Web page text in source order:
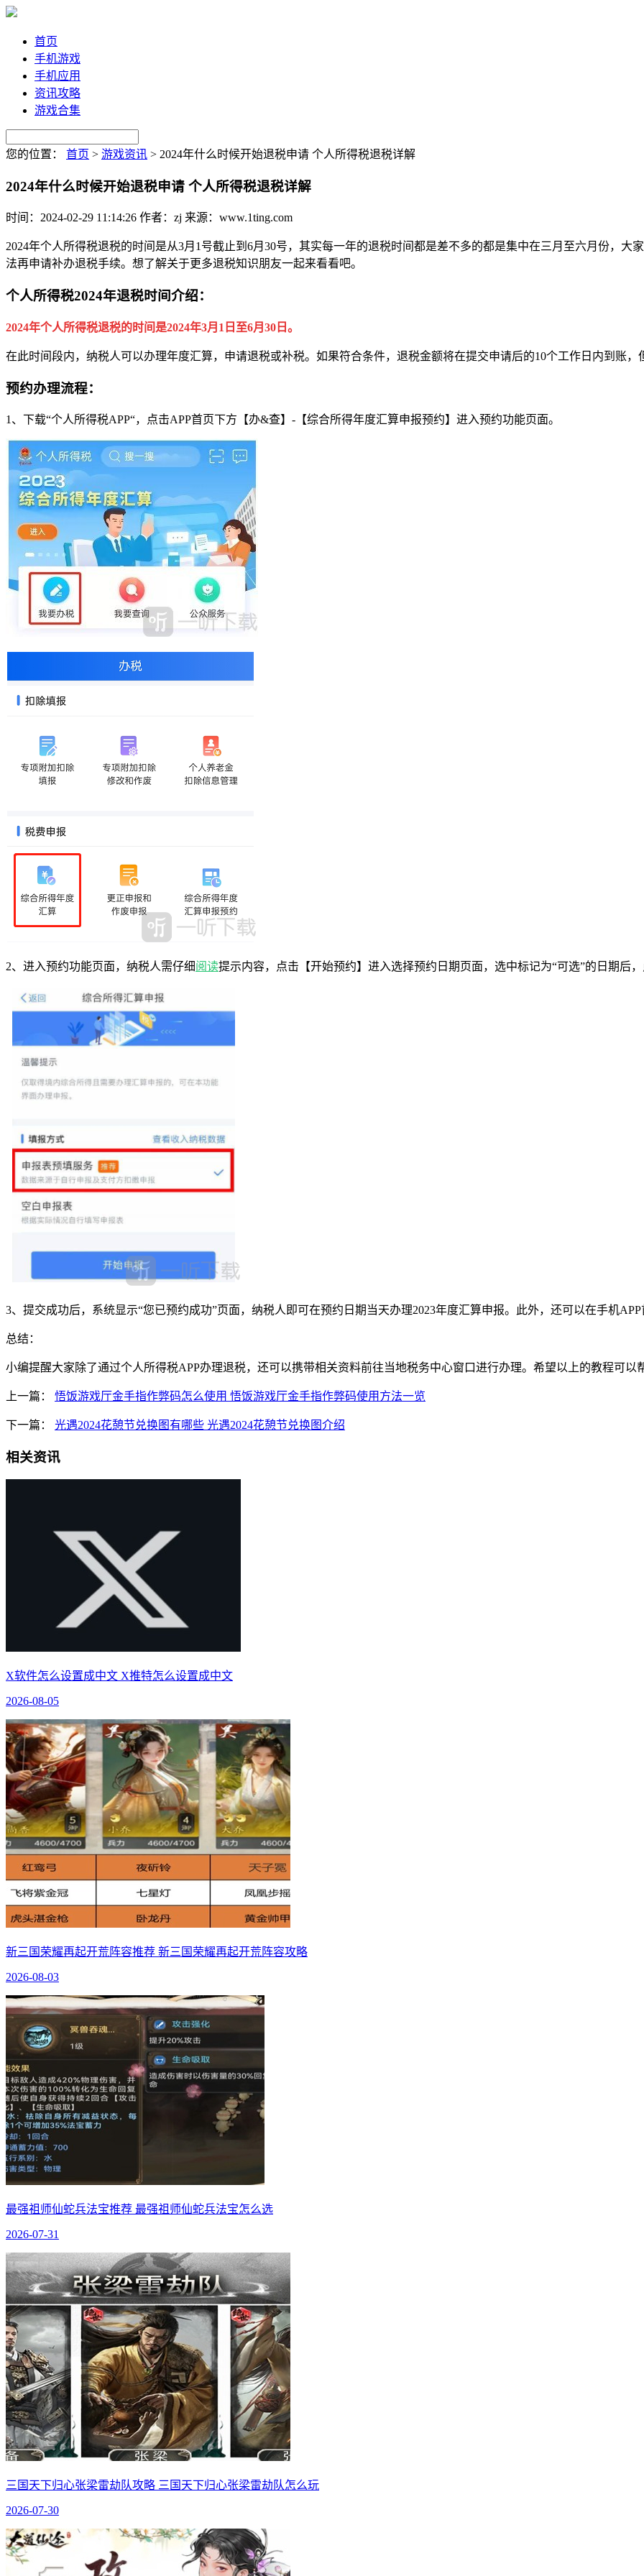
首页
手机游戏
手机应用
资讯攻略
游戏合集
您的位置： 首页 > 游戏资讯 > 2024年什么时候开始退税申请 个人所得税退税详解
2024年什么时候开始退税申请 个人所得税退税详解
时间：2024-02-29 11:14:26 作者：zj 来源：www.1ting.com
2024年个人所得税退税的时间是从3月1号截止到6月30号，其实每一年的退税时间都是差不多的都是集中在三月至六月份，
法再申请补办退税手续。想了解关于更多退税知识朋友一起来看看吧。
个人所得税2024年退税时间介绍：
2024年个人所得税退税的时间是2024年3月1日至6月30日。
在此时间段内，纳税人可以办理年度汇算，申请退税或补税。如果符合条件，退税金额将在提交申请后的10个工作日内到账，
预约办理流程：
1、下载“个人所得税APP“，点击APP首页下方【办&查】-【综合所得年度汇算申报预约】进入预约功能页面。
2、进入预约功能页面，纳税人需仔细阅读提示内容，点击【开始预约】进入选择预约日期页面，选中标记为“可选”的日期后
3、提交成功后，系统显示“您已预约成功”页面，纳税人即可在预约日期当天办理2023年度汇算申报。此外，还可以在手机
总结：
小编提醒大家除了通过个人所得税APP办理退税，还可以携带相关资料前往当地税务中心窗口进行办理。希望以上的教程可以
上一篇： 悟饭游戏厅金手指作弊码怎么使用 悟饭游戏厅金手指作弊码使用方法一览
下一篇： 光遇2024花憩节兑换图有哪些 光遇2024花憩节兑换图介绍
相关资讯
X软件怎么设置成中文 X推特怎么设置成中文
2026-08-05
新三国荣耀再起开荒阵容推荐 新三国荣耀再起开荒阵容攻略
2026-08-03
最强祖师仙蛇兵法宝推荐 最强祖师仙蛇兵法宝怎么选
2026-07-31
三国天下归心张梁雷劫队攻略 三国天下归心张梁雷劫队怎么玩
2026-07-30